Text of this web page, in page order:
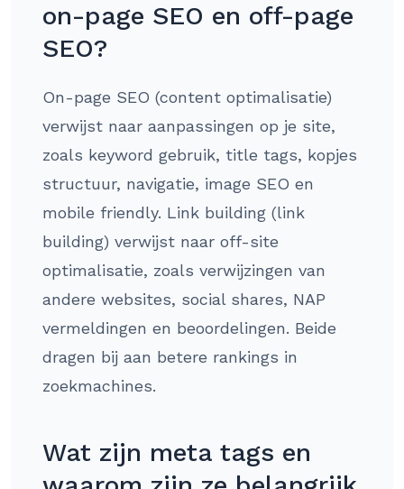
on-page SEO en off-page
SEO?
On-page SEO (content optimalisatie)
verwijst naar aanpassingen op je site,
zoals keyword gebruik, title tags, kopjes
structuur, navigatie, image SEO en
mobile friendly. Link building (link
building) verwijst naar off-site
optimalisatie, zoals verwijzingen van
andere websites, social shares, NAP
vermeldingen en beoordelingen. Beide
dragen bij aan betere rankings in
zoekmachines.
Wat zijn meta tags en